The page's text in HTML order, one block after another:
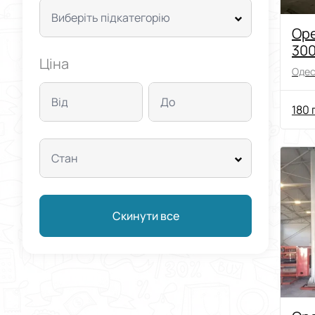
Виберіть підкатегорію
Ціна
Від До
Стан
Скинути все
180